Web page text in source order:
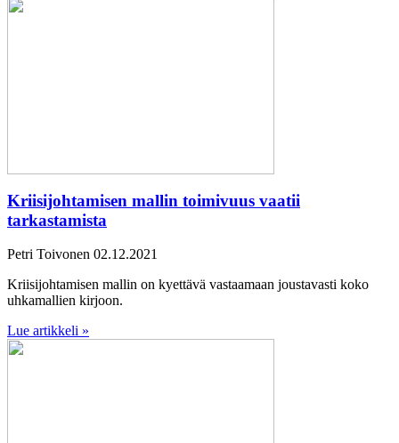
Kriisijohtamisen mallin toimivuus vaatii
tarkastamista
Petri Toivonen 02.12.2021
Kriisijohtamisen mallin on kyettävä vastaamaan joustavasti koko
uhkamallien kirjoon.
Lue artikkeli »